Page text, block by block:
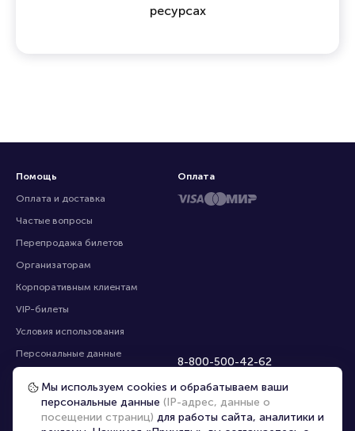
ресурсах
Помощь
Оплата и доставка
Частые вопросы
Перепродажа билетов
Организаторам
Корпоративным клиентам
VIP-билеты
Условия использования
Персональные данные
Контакты
Карта сайта
8-800-500-42-62
info@portalbilet.ru
С 10:00 до 21:00,
звонок бесплатный
Оплата
Мы используем cookies и обрабатываем ваши
персональные данные (IP-адрес, данные о
посещении страниц) для работы сайта, аналитики и